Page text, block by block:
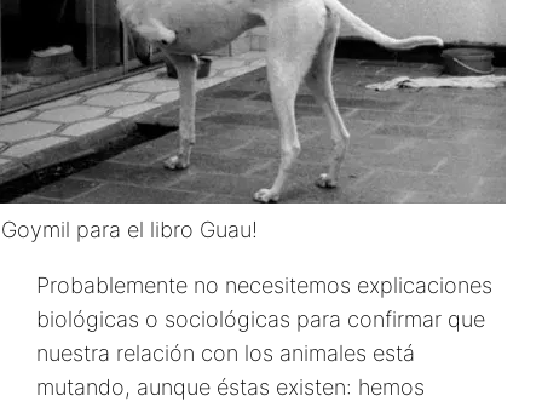
para el libro Guau!
Probablemente no necesitemos explicaciones
biológicas o sociológicas para confirmar que
nuestra relación con los animales está
mutando, aunque éstas existen: hemos